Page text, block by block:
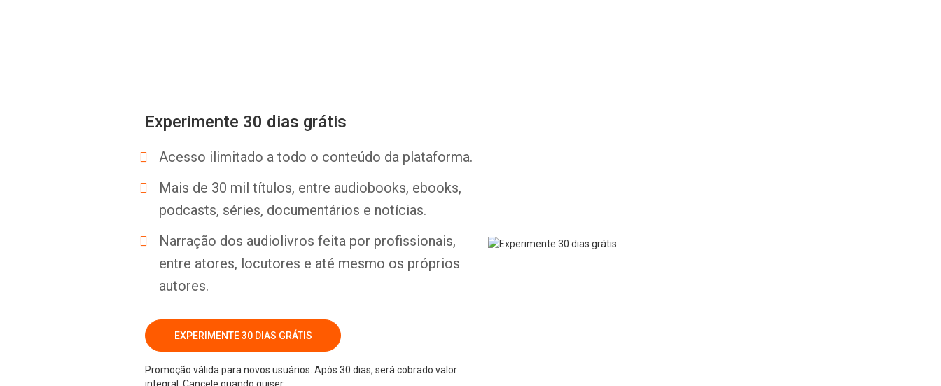
Experimente 30 dias grátis
Acesso ilimitado a todo o conteúdo da plataforma.
Mais de 30 mil títulos, entre audiobooks, ebooks,
podcasts, séries, documentários e notícias.
Narração dos audiolivros feita por profissionais,
entre atores, locutores e até mesmo os próprios
autores.
EXPERIMENTE 30 DIAS GRÁTIS
Promoção válida para novos usuários. Após 30 dias, será cobrado valor
Whatsapp Facebook